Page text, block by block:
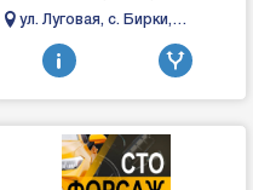
высококачественный ремонт
легковых и грузов...
ул. Луговая, с. Бирки,
Львовская область, Украина,
79000